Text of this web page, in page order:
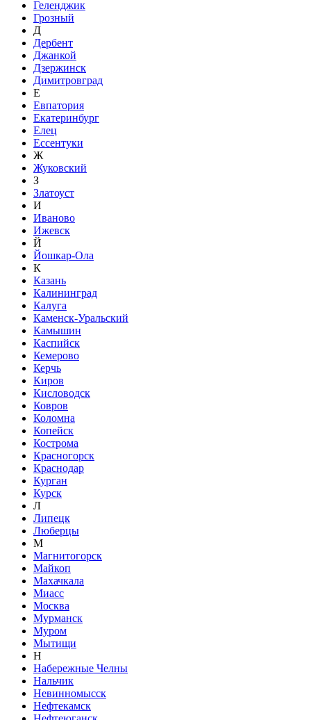
Геленджик
Грозный
Д
Дербент
Джанкой
Дзержинск
Димитровград
Е
Евпатория
Екатеринбург
Елец
Ессентуки
Ж
Жуковский
З
Златоуст
И
Иваново
Ижевск
Й
Йошкар-Ола
К
Казань
Калининград
Калуга
Каменск-Уральский
Камышин
Каспийск
Кемерово
Керчь
Киров
Кисловодск
Ковров
Коломна
Копейск
Кострома
Красногорск
Краснодар
Курган
Курск
Л
Липецк
Люберцы
М
Магнитогорск
Майкоп
Махачкала
Миасс
Москва
Мурманск
Муром
Мытищи
Н
Набережные Челны
Нальчик
Невинномысск
Нефтекамск